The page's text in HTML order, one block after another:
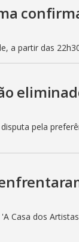
a partir das
pela
Casa dos